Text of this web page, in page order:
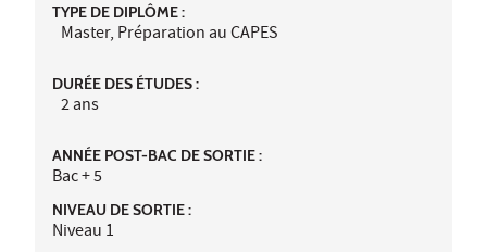
TYPE DE DIPLÔME :
Master, Préparation au CAPES
DURÉE DES ÉTUDES :
2 ans
ANNÉE POST-BAC DE SORTIE :
Bac + 5
NIVEAU DE SORTIE :
Niveau 1